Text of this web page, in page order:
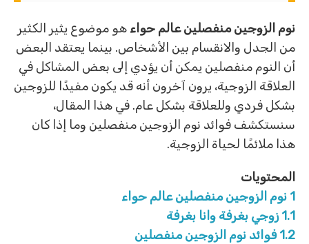
نوم الزوجين منفصلين عالم حواء هو موضوع يثير الكثير
من الجدل والانقسام بين الأشخاص. بينما يعتقد البعض
أن النوم منفصلين يمكن أن يؤدي إلى بعض المشاكل في
العلاقة الزوجية، يرون آخرون أنه قد يكون مفيدًا للزوجين
بشكل فردي وللعلاقة بشكل عام. في هذا المقال،
سنستكشف فوائد نوم الزوجين منفصلين وما إذا كان
هذا ملائمًا لحياة الزوجية.
المحتويات
1 نوم الزوجين منفصلين عالم حواء
1.1 زوجي بغرفة وانا بغرفة
1.2 فوائد نوم الزوجين منفصلين